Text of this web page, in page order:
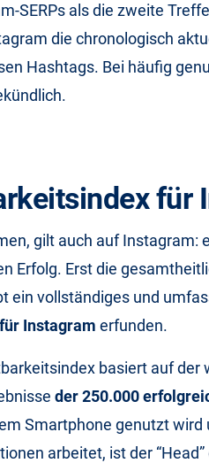
SERPs als die zweite
die chronologisch
Hashtags. Bei häufig
für
gilt auch auf Instagram:
Erfolg. Erst die
ein vollständiges und
Instagram erfunden.
basiert auf der
der 250.000
Smartphone genutzt wird
arbeitet, ist der